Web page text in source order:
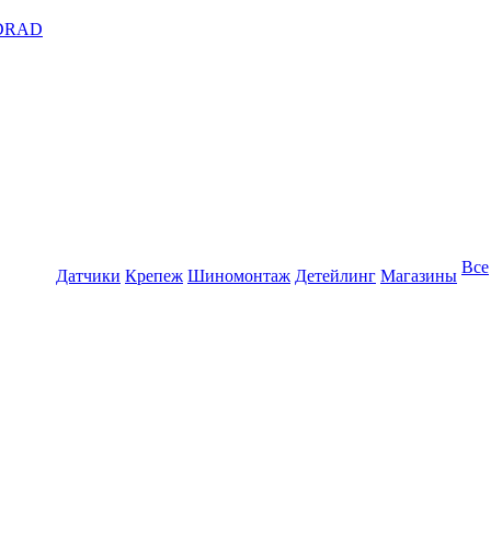
Датчики Крепеж Шиномонтаж Детейлинг Магазины Все